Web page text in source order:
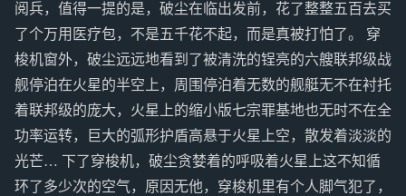
阅兵，值得一提的是，破尘在临出发前，花了整整五百去买
了个万用医疗包，不是五千花不起，而是真被打怕了。 穿
梭机窗外，破尘远远地看到了被清洗的锃亮的六艘联邦级战
舰停泊在火星的半空上，周围停泊着无数的舰艇无不在衬托
着联邦级的庞大，火星上的缩小版七宗罪基地也无时不在全
功率运转，巨大的弧形护盾高悬于火星上空，散发着淡淡的
光芒… 下了穿梭机，破尘贪婪着的呼吸着火星上这不知循
环了多少次的空气，原因无他，穿梭机里有个人脚气犯了，